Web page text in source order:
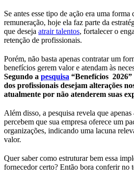
Se antes esse tipo de ação era uma forma
remuneração, hoje ela faz parte da
que deseja atrair talentos, fortalecer o
retenção de profissionais.
Porém, não basta apenas contratar um
benefícios gerem valor e atendam às
Segundo a pesquisa “Benefícios
dos profissionais desejam alterações
atualmente por não atenderem suas
Além disso, a pesquisa revela que
percebem que sua empresa oferece um
organizações, indicando uma lacuna
valor.
Quer saber como estruturar bem essa
fornecedor certo? Então bora conferir no